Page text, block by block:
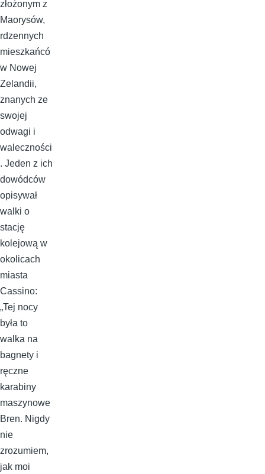
złożonym z
Maorysów,
rdzennych
mieszkańcó
w Nowej
Zelandii,
znanych ze
swojej
odwagi i
waleczności
. Jeden z ich
dowódców
opisywał
walki o
stację
kolejową w
okolicach
miasta
Cassino:
„Tej nocy
była to
walka na
bagnety i
ręczne
karabiny
maszynowe
Bren. Nigdy
nie
zrozumiem,
jak moi